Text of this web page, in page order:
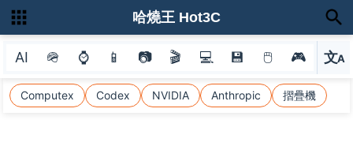
AI 🪖 ⌚ 📱 📷 🎬 💻 💾 🖱 🎮 文A
選
Computex Codex NVIDIA Anthropic 摺疊機
哈燒王 Hot3C